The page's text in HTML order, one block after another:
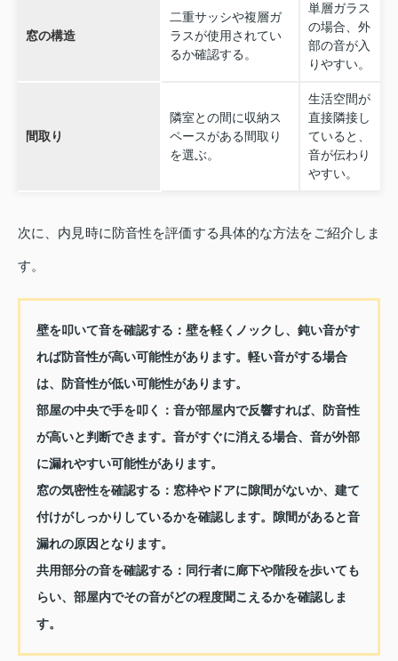
窓の構造
二重サッシや複層ガ
ラスが使用されてい
るか確認する。
単層ガラス
の場合、外
部の音が入
りやすい。
間取り
隣室との間に収納ス
ペースがある間取り
を選ぶ。
生活空間が
直接隣接し
ていると、
音が伝わり
やすい。
次に、内見時に防音性を評価する具体的な方法をご紹介しま
す。
壁を叩いて音を確認する： 壁を軽くノックし、鈍い音がす
れば防音性が高い可能性があります。軽い音がする場合
は、防音性が低い可能性があります。
部屋の中央で手を叩く： 音が部屋内で反響すれば、防音性
が高いと判断できます。音がすぐに消える場合、音が外部
に漏れやすい可能性があります。
窓の気密性を確認する： 窓枠やドアに隙間がないか、建て
付けがしっかりしているかを確認します。隙間があると音
漏れの原因となります。
共用部分の音を確認する： 同行者に廊下や階段を歩いても
らい、部屋内でその音がどの程度聞こえるかを確認しま
す。